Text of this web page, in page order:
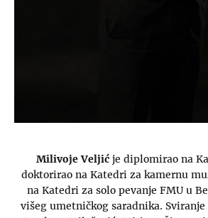
Milivoje Veljić je diplomirao na
doktorirao na Katedri za kamernu
na Katedri za solo pevanje FMU u
višeg umetničkog saradnika.